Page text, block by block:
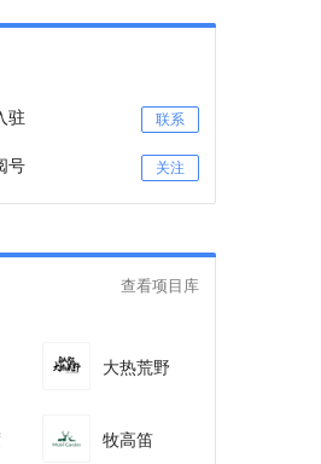
驻 联系
号 关注
查看项目库
大热荒野
牧高笛